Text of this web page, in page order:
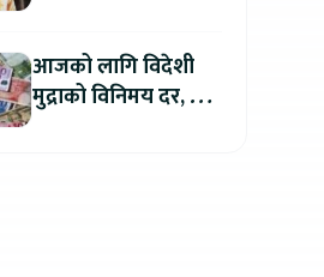
आजको लागि विदेशी
मुद्राको विनिमय दर, कुन